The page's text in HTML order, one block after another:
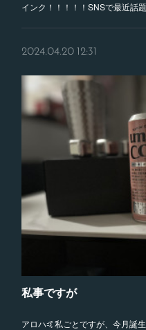
インク！！！！！SNSで最近話
2024.04.20 12:31
私事ですが
アロハ🤙私ごとですが、今月誕